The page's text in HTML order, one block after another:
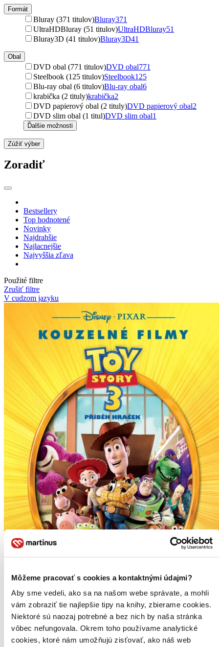
Môžeme pracovať s cookies a kontaktnými údajmi?
Aby sme vedeli, ako sa na našom webe správate, a mohli
vám zobraziť tie najlepšie tipy na knihy, zbierame cookies.
Niektoré sú naozaj potrebné a bez nich by naša stránka
vôbec nefungovala. Okrem toho používame analytické
cookies, ktoré nám umožňujú zisťovať, ako náš web
Formát
Bluray (371 titulov)Bluray371
UltraHDBluray (51 titulov)UltraHDBluray51
Bluray3D (41 titulov)Bluray3D41
Obal
DVD obal (771 titulov)DVD obal771
Steelbook (125 titulov)Steelbook125
Blu-ray obal (6 titulov)Blu-ray obal6
krabička (2 tituly)krabička2
DVD papierový obal (2 tituly)DVD papierový obal2
DVD slim obal (1 titul)DVD slim obal1
Ďalšie možnosti
Zúžiť výber
Zoradiť
Bestsellery
Top hodnotené
Novinky
Najdrahšie
Najlacnejšie
Najvyššia zľava
Použité filtre
Zrušiť filtre
V cudzom jazyku
Toy story 3.: Příběh hraček
CZ
Lee Unkrich